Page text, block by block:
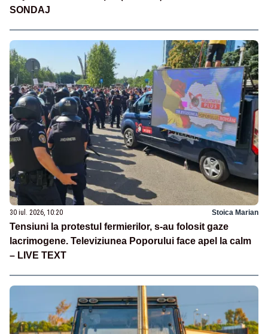
SONDAJ
30 iul. 2026, 10:20 Stoica Marian
Tensiuni la protestul fermierilor, s-au folosit gaze
lacrimogene. Televiziunea Poporului face apel la calm
– LIVE TEXT